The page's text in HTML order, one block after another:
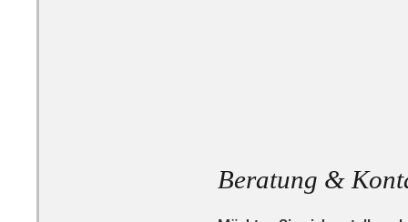
Beratung &